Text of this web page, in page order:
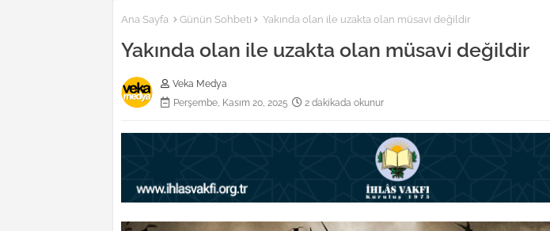
Ana Sayfa Günün Sohbeti Yakında olan ile uzakta olan müsavi değildir
Yakında olan ile uzakta olan müsavi değildir
Veka Medya
Perşembe, Kasım 20, 2025
2 dakikada okunur